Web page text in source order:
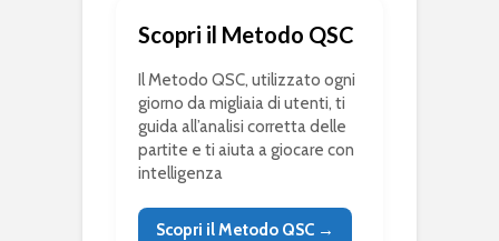
Scopri il Metodo QSC
Il Metodo QSC, utilizzato ogni
giorno da migliaia di utenti, ti
guida all’analisi corretta delle
partite e ti aiuta a giocare con
intelligenza
Scopri il Metodo QSC →